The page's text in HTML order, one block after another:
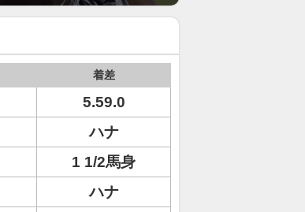
着差
5.59.0
ハナ
1 1/2馬身
ハナ